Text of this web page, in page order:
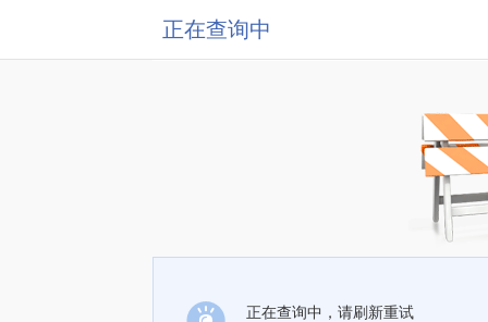
正在查询中
正在查询中，请刷新重试